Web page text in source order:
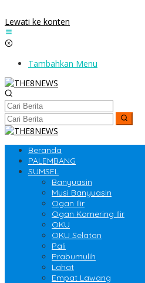
Lewati ke konten
Tambahkan Menu
Beranda
PALEMBANG
SUMSEL
Banyuasin
Musi Banyuasin
Ogan Ilir
Ogan Komering Ilir
OKU
OKU Selatan
Pali
Prabumulih
Lahat
Empat Lawang